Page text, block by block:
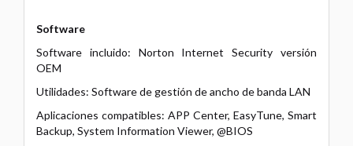
Software
Software incluido: Norton Internet Security versión
OEM
Utilidades: Software de gestión de ancho de banda LAN
Aplicaciones compatibles: APP Center, EasyTune, Smart
Backup, System Information Viewer, @BIOS